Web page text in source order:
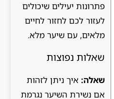
פתרונות יעילים שיכולים
לעזור לכם לחזור לחיים
מלאים, עם שיער מלא.
שאלות נפוצות
שאלה: איך ניתן לזהות
אם נשירת השיער נגרמת